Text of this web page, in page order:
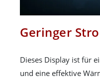
Geringer
Dieses Display ist für
und eine effektive